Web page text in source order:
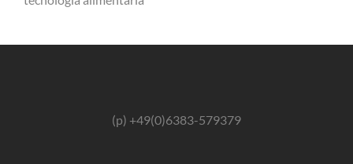
(p) +49(0)6383-579379